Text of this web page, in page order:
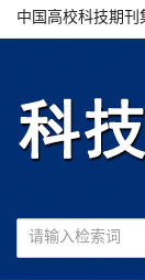
中国高校科技期刊